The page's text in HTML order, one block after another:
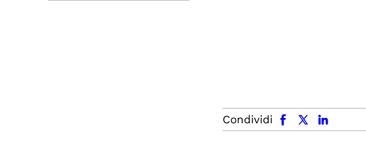
Condividi
facebook x.com linkedin